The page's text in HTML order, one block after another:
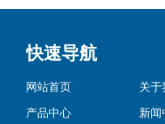
快速导航
网站首页
关于
产品中心
新闻